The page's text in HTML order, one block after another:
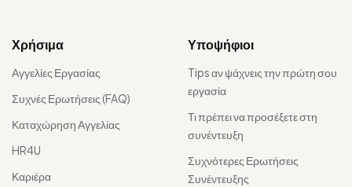
Χρήσιμα
Αγγελίες Εργασίας
Συχνές Ερωτήσεις (FAQ)
Καταχώρηση Αγγελίας
HR4U
Καριέρα
Υποψήφιοι
Tips αν ψάχνεις την πρώτη σου
εργασία
Τι πρέπει να προσέξετε στη
συνέντευξη
Συχνότερες Ερωτήσεις
Συνέντευξης